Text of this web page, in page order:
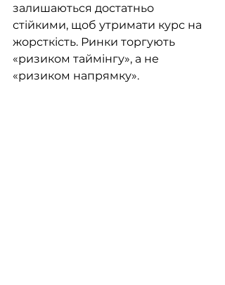
залишаються достатньо
стійкими, щоб утримати курс на
жорсткість. Ринки торгують
«ризиком таймінгу», а не
«ризиком напрямку».